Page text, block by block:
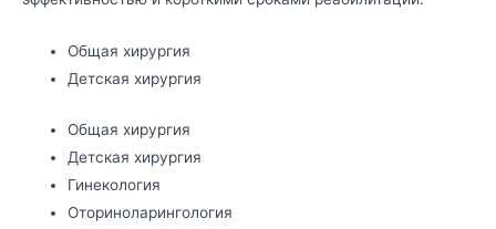
Общая хирургия
Детская хирургия
Общая хирургия
Детская хирургия
Гинекология
Оториноларингология